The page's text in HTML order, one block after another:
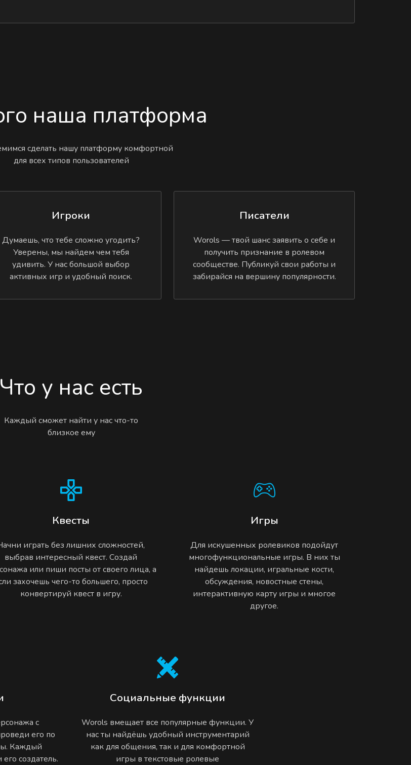
наша платформа
сделать нашу платформу комфортной
для всех типов пользователей
Игроки
Думаешь, что тебе сложно угодить?
Уверены, мы найдем чем тебя
удивить. У нас большой выбор
активных игр и удобный поиск.
Писатели
Worols — твой шанс заявить о себе и
получить признание в ролевом
сообществе. Публикуй свои работы и
забирайся на вершину популярности.
Что у нас есть
Каждый сможет найти у нас что-то
близкое ему
Квесты
играть без лишних сложностей,
выбрав интересный квест. Создай
или пиши посты от своего лица, а
захочешь чего-то большего, просто
конвертируй квест в игру.
Игры
Для искушенных ролевиков подойдут
многофункциональные игры. В них ты
найдешь локации, игральные кости,
обсуждения, новостные стены,
интерактивную карту игры и многое
другое.
с
его по
Каждый
создатель.
Социальные функции
Worols вмещает все популярные функции. У
нас ты найдёшь удобный инструментарий
как для общения, так и для комфортной
игры в текстовые ролевые